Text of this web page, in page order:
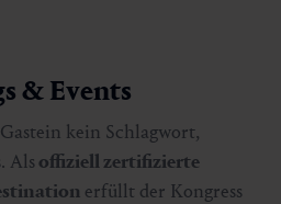
& Events
kein Schlagwort,
Als offiziell zertifizierte
erfüllt der Kongress